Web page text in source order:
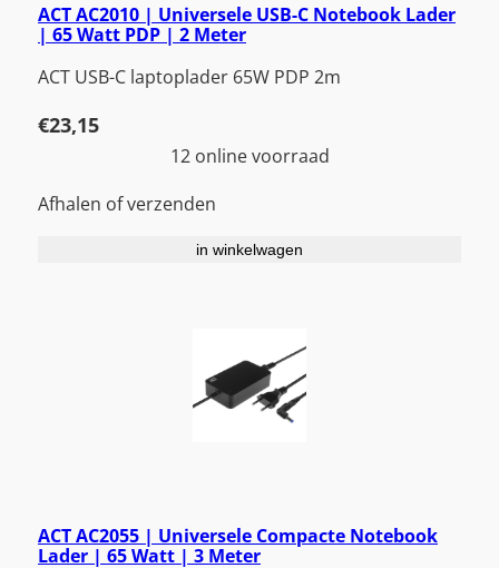
ACT AC2010 | Universele USB-C Notebook Lader
| 65 Watt PDP | 2 Meter
ACT USB-C laptoplader 65W PDP 2m
€23,15
12 online voorraad
Afhalen of verzenden
in winkelwagen
ACT AC2055 | Universele Compacte Notebook
Lader | 65 Watt | 3 Meter